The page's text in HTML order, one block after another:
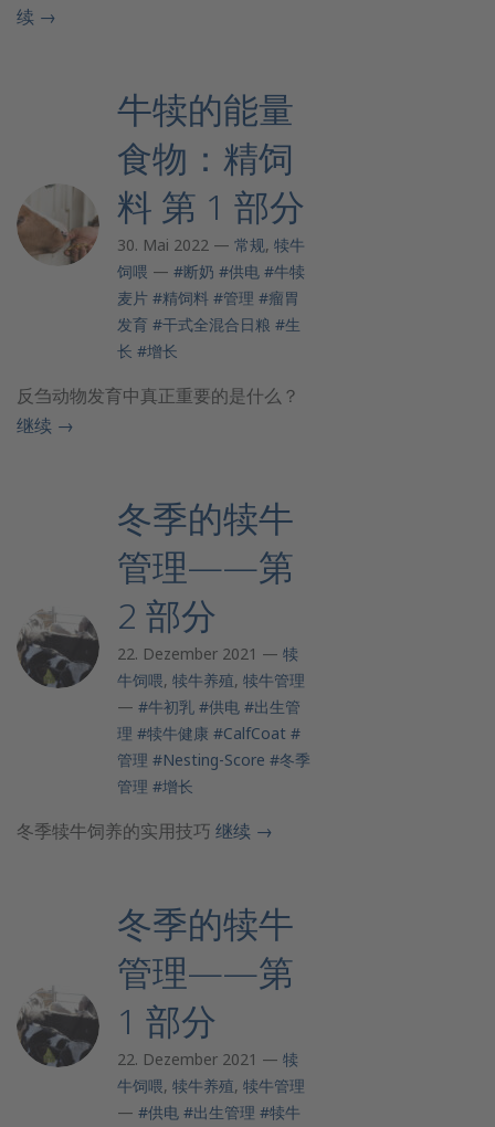
续 →
牛犊的能量
食物：精饲
料 第 1 部分
30. Mai 2022 — 常规, 犊牛
饲喂 — #断奶 #供电 #牛犊
麦片 #精饲料 #管理 #瘤胃
发育 #干式全混合日粮 #生
长 #增长
反刍动物发育中真正重要的是什么？
继续 →
冬季的犊牛
管理——第
2 部分
22. Dezember 2021 — 犊
牛饲喂, 犊牛养殖, 犊牛管理
— #牛初乳 #供电 #出生管
理 #犊牛健康 #CalfCoat #
管理 #Nesting-Score #冬季
管理 #增长
冬季犊牛饲养的实用技巧 继续 →
冬季的犊牛
管理——第
1 部分
22. Dezember 2021 — 犊
牛饲喂, 犊牛养殖, 犊牛管理
— #供电 #出生管理 #犊牛